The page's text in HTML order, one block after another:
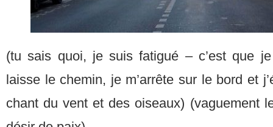
(tu sais quoi, je suis fatigué – c’est que
laisse le chemin, je m’arrête sur le bord et
chant du vent et des oiseaux) (vaguement